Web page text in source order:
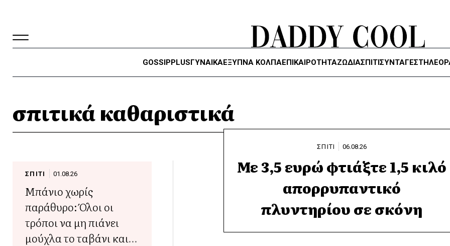
GOSSIPPLUSΓΥΝΑΙΚΑΈΞΥΠΝΑ ΚΌΛΠΑΕΠΙΚΑΙΡΟΤΗΤΑΖΏΔΙΑΣΠΙΤΙΣΥΝΤΑΓΕΣ
σπιτικά καθαριστικά
ΣΠΙΤΙ 06.08.26
Με 3,5 ευρώ φτιάξτε 1,5 κιλό
απορρυπαντικό
πλυντηρίου σε σκόνη
ΣΠΙΤΙ 01.08.26
Μπάνιο χωρίς
παράθυρο: Όλοι οι
τρόποι να μη πιάνει
μούχλα το ταβάνι και